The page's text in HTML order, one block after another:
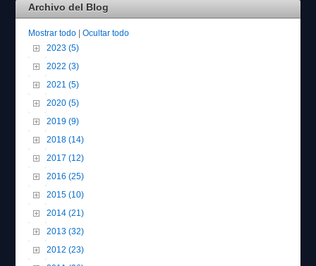
Archivo del Blog
Mostrar todo |Ocultar todo
2023 (5)
2022 (3)
2021 (5)
2020 (5)
2019 (9)
2018 (14)
2017 (12)
2016 (25)
2015 (10)
2014 (21)
2013 (32)
2012 (23)